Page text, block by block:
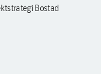
Bostad